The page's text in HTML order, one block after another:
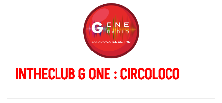
INTHECLUB G ONE : CIRCOLOCO